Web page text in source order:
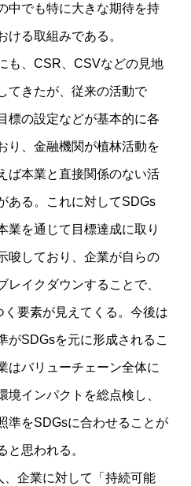
中でも特に大きな期待を持
ける取組みである。
も、CSR、CSVなどの見地
てきたが、従来の活動で
標の設定などが基本的に各
り、金融機関が植林活動を
ば本業と直接関係のない活
ある。これに対してSDGs
業を通じて目標達成に取り
唆しており、企業が自らの
イクダウンすることで、
要素が見えてくる。今後は
がSDGsを元に形成されるこ
はバリューチェーン全体に
境インパクトを総点検し、
準をSDGsに合わせることが
と思われる。
企業に対して「持続可能